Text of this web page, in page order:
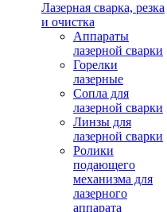
Лазерная сварка, резка
и очистка
Аппараты
лазерной сварки
Горелки
лазерные
Сопла для
лазерной сварки
Линзы для
лазерной сварки
Ролики
подающего
механизма для
лазерного
аппарата